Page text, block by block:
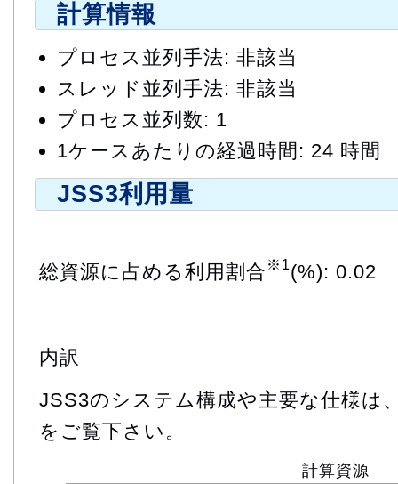
計算情報
プロセス並列手法: 非該当
スレッド並列手法: 非該当
プロセス並列数: 1
1ケースあたりの経過時間: 24 時間
JSS3利用量
総資源に占める利用割合 ※1(%): 0.02
内訳
JSS3のシステム構成や主要な仕様は
をご覧下さい。
計算資源